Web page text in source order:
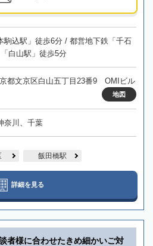
駒込駅」徒歩6分 / 都営地下鉄「千石
白山駅」徒歩5分
都文京区白山五丁目23番9 OMIビル
地図
奈川、千葉
飯田橋駅
詳細を見る
者様に合わせたきめ細かいご対